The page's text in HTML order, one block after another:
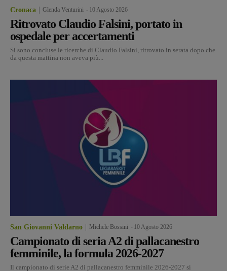
Cronaca Glenda Venturini 10 Agosto 2026
Ritrovato Claudio Falsini, portato in
ospedale per accertamenti
Si sono concluse le ricerche di Claudio Falsini, ritrovato in serata dopo che
da questa mattina non aveva più...
San Giovanni Valdarno Michele Bossini 10 Agosto 2026
Campionato di seria A2 di pallacanestro
femminile, la formula 2026-2027
Il campionato di serie A2 di pallacanestro femminile 2026-2027 si